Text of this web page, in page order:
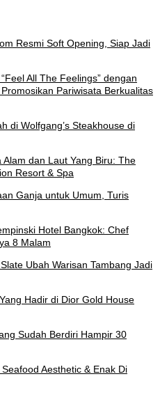
Resmi Soft Opening, Siap Jadi
All The Feelings” dengan
Pariwisata Berkualitas
di Wolfgang’s Steakhouse di
dan Laut Yang Biru: The
Resort & Spa
Ganja untuk Umum, Turis
Hotel Bangkok: Chef
8 Malam
Ubah Warisan Tambang Jadi
Hadir di Dior Gold House
Sudah Berdiri Hampir 30
Aesthetic & Enak Di